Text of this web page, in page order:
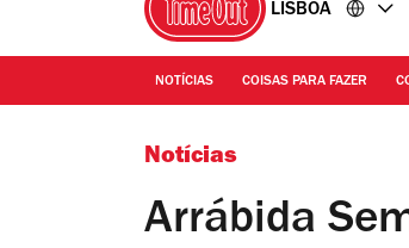
LISBOA
NOTÍCIAS COISAS PARA FAZER
Notícias
Arrábida